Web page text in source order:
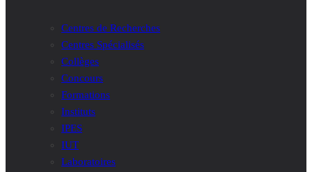
Centres de Recherches
Centres Spécialisés
Collèges
Concours
Formations
Instituts
IPES
IUT
Laboratoires